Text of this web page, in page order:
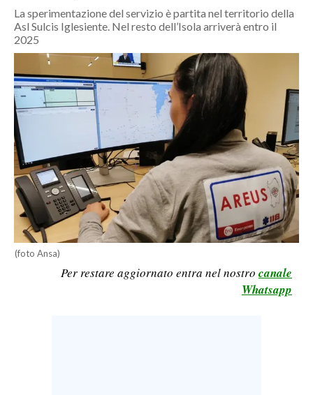
CRONACA
MONDO
POLITICA
ECONOMIA
SERVIZI ALLE IMPRESE
LAVORO
BANDI
SPORT IN SARDEGNA
La sperimentazione del servizio è partita nel territorio della
Asl Sulcis Iglesiente. Nel resto dell’Isola arriverà entro il
2025
(foto Ansa)
Per restare aggiornato entra nel nostro canale
Whatsapp